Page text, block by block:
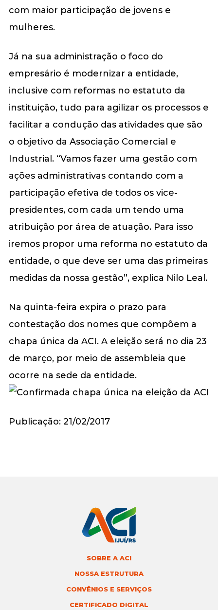
com maior participação de jovens e
mulheres.
Já na sua administração o foco do
empresário é modernizar a entidade,
inclusive com reformas no estatuto da
instituição, tudo para agilizar os processos e
facilitar a condução das atividades que são
o objetivo da Associação Comercial e
Industrial. “Vamos fazer uma gestão com
ações administrativas contando com a
participação efetiva de todos os vice-
presidentes, com cada um tendo uma
atribuição por área de atuação. Para isso
iremos propor uma reforma no estatuto da
entidade, o que deve ser uma das primeiras
medidas da nossa gestão”, explica Nilo Leal.
Na quinta-feira expira o prazo para
contestação dos nomes que compõem a
chapa única da ACI. A eleição será no dia 23
de março, por meio de assembleia que
ocorre na sede da entidade.
Publicação: 21/02/2017
SOBRE A ACI
NOSSA ESTRUTURA
CONVÊNIOS E SERVIÇOS
CERTIFICADO DIGITAL